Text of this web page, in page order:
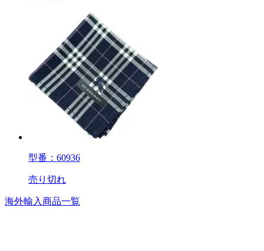
型番：60936
売り切れ
海外輸入商品一覧